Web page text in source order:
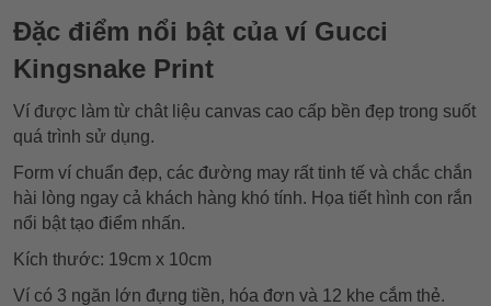
Đặc điểm nổi bật của ví Gucci
Kingsnake Print
Ví được làm từ chât liệu canvas cao cấp bền đẹp trong suốt
quá trình sử dụng.
Form ví chuẩn đẹp, các đường may rất tinh tế và chắc chắn
hài lòng ngay cả khách hàng khó tính. Họa tiết hình con rắn
nổi bật tạo điểm nhấn.
Kích thước: 19cm x 10cm
Ví có 3 ngăn lớn đựng tiền, hóa đơn và 12 khe cắm thẻ.